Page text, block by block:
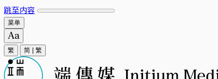
跳至内容
菜单
繁 简 繁